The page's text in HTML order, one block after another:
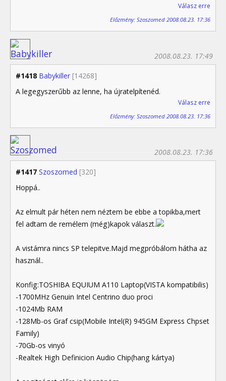
Válasz erre
Előzmény: Szoszomed 2008.08.23. 17:36
#1418 Babykiller [14268]
2008.08.23. 17:49
A legegyszerűbb az lenne, ha újratelpítenéd.
Válasz erre
Előzmény: Szoszomed 2008.08.23. 17:36
#1417 Szoszomed [320]
2008.08.23. 17:36
Hoppá..
Az elmult pár héten nem néztem be ebbe a topikba,mert
fel adtam de remélem (még)kapok választ.
A vistámra nincs SP telepitve.Majd megpróbálom hátha az
használ..
Konfig:TOSHIBA EQUIUM A110 Laptop(VISTA kompatibilis)
-1700MHz Genuin Intel Centrino duo proci
-1024Mb RAM
-128Mb-os Graf csip(Mobile Intel(R) 945GM Express Chpset
Family)
-70Gb-os vinyó
-Realtek High Definicion Audio Chip(hang kártya)